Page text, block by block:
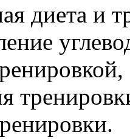
диета и